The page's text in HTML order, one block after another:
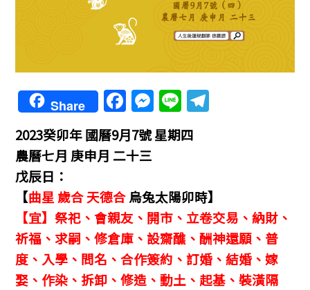
Share F
a
c
e
b
o
o
k
M
e
ss
n
g
er
Li
n
e
a
m
2023癸卯年 國曆9月7號 星期四
農曆七月 庚申月 二十三
戊辰日：
【曲星 歲合 天德合烏兔太陽卯時】
【宜】祭祀、會親友、開市、立卷交易、納財、
祈福、求嗣、修倉庫、設齋醮、酬神還願、普
度、入學、問名、合作簽約、訂婚、結婚、嫁
娶、作染、拆卸、修造、動土、起基、裝潢隔